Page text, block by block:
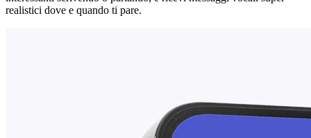
realistici dove e quando ti pare.